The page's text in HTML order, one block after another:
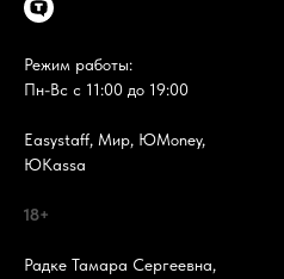
Режим работы:
Пн-Вс с 11:00 до 19:00
Easystaff, Мир, ЮMoney,
ЮKassa
18+
Радке Тамара Сергеевна,